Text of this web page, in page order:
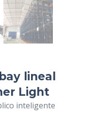
lineal
Light
inteligente